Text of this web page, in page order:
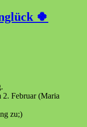
🍀
2. Februar (Maria
zu;)